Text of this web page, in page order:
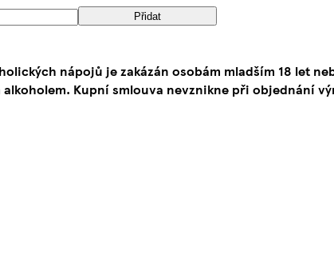
Přidat
nápojů je zakázán osobám mladším 18 let
Kupní smlouva nevznikne při objednání